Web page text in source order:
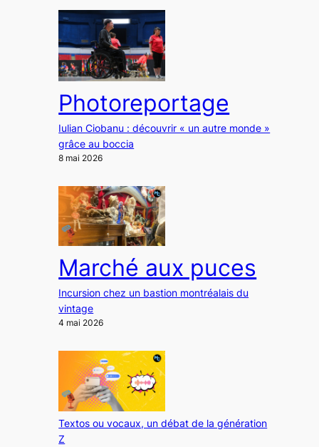
Photoreportage
Iulian Ciobanu : découvrir « un autre monde »
grâce au boccia
8 mai 2026
Marché aux puces
Incursion chez un bastion montréalais du
vintage
4 mai 2026
Textos ou vocaux, un débat de la génération
Z